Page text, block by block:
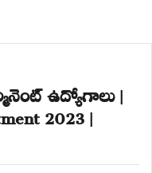
ఉద్యోగాలు |
2023 |